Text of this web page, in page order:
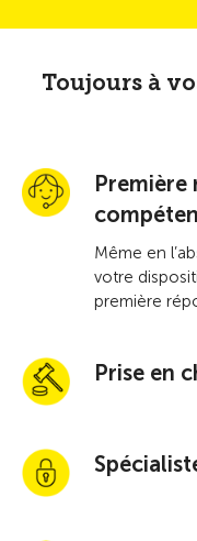
Toujours à
Première
Même en
votre
première
Prise en